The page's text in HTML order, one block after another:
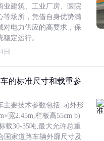
业建筑、工业厂房、医院
等场所，凭借自身优势满
对电力供应的高要求，保
稳定运行。
日
的标准尺寸和载重参
主要技术参数包括: a)外形
宽2.45m,栏板高55cm b)
载30-35吨,最大允许总重
国家道路车辆外廓尺寸及